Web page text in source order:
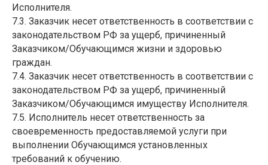
Исполнителя.
7.3. Заказчик несет ответственность в соответствии с
законодательством РФ за ущерб, причиненный
Заказчиком/Обучающимся жизни и здоровью
граждан.
7.4. Заказчик несет ответственность в соответствии с
законодательством РФ за ущерб, причиненный
Заказчиком/Обучающимся имуществу Исполнителя.
7.5. Исполнитель несет ответственность за
своевременность предоставляемой услуги при
выполнении Обучающимся установленных
требований к обучению.